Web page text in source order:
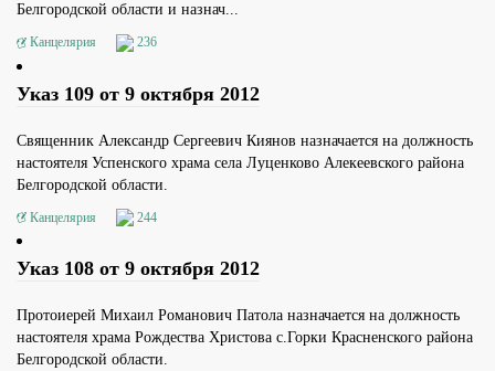
Белгородской области и назнач...
Канцелярия 236
Указ 109 от 9 октября 2012
Священник Александр Сергеевич Киянов назначается на должность
настоятеля Успенского храма села Луценково Алекеевского района
Белгородской области.
Канцелярия 244
Указ 108 от 9 октября 2012
Протоиерей Михаил Романович Патола назначается на должность
настоятеля храма Рождества Христова с.Горки Красненского района
Белгородской области.